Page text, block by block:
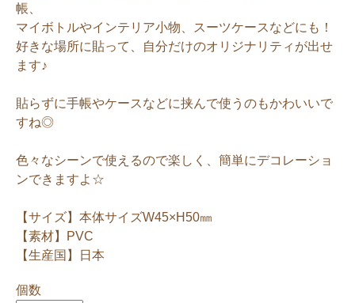
帳、
マイボトルやインテリア小物、スーツケースなどにも！
好きな場所に貼って、自分だけのオリジナリティが出せ
ます♪
貼らずに手帳やケースなどに挟んで使うのもかわいいで
すね◎
色々なシーンで使えるので楽しく、簡単にデコレーショ
ンできますよ☆
【サイズ】本体サイズW45×H50㎜
【素材】PVC
【生産国】日本
個数